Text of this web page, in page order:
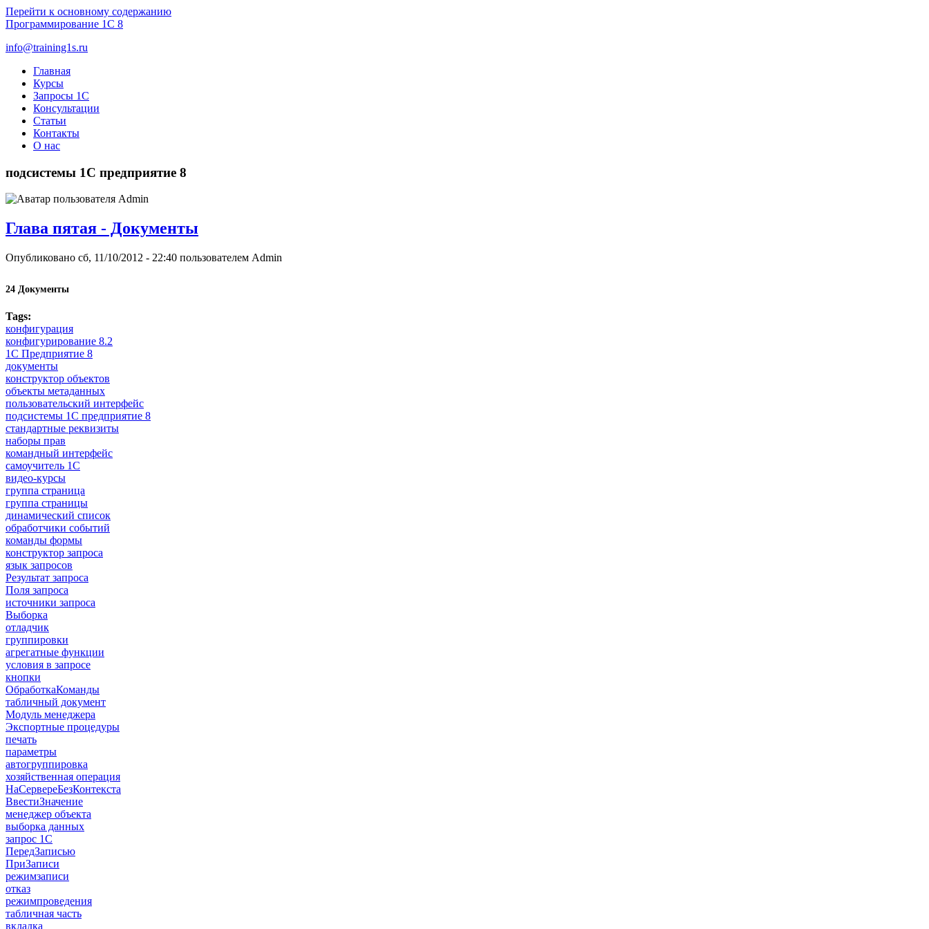
Перейти к основному содержанию
Программирование 1С 8
info@training1s.ru
Главная
Курсы
Запросы 1С
Консультации
Статьи
Контакты
О нас
подсистемы 1С предприятие 8
Глава пятая - Документы
Опубликовано сб, 11/10/2012 - 22:40 пользователем Admin
24 Документы
Tags:
конфигурация
конфигурирование 8.2
1С Предприятие 8
документы
конструктор объектов
объекты метаданных
пользовательский интерфейс
подсистемы 1С предприятие 8
стандартные реквизиты
наборы прав
командный интерфейс
самоучитель 1С
видео-курсы
группа страница
группа страницы
динамический список
обработчики событий
команды формы
конструктор запроса
язык запросов
Результат запроса
Поля запроса
источники запроса
Выборка
отладчик
группировки
агрегатные функции
условия в запросе
кнопки
ОбработкаКоманды
табличный документ
Модуль менеджера
Экспортные процедуры
печать
параметры
автогруппировка
хозяйственная операция
НаСервереБезКонтекста
ВвестиЗначение
менеджер объекта
выборка данных
запрос 1С
ПередЗаписью
ПриЗаписи
режимзаписи
отказ
режимпроведения
табличная часть
вкладка